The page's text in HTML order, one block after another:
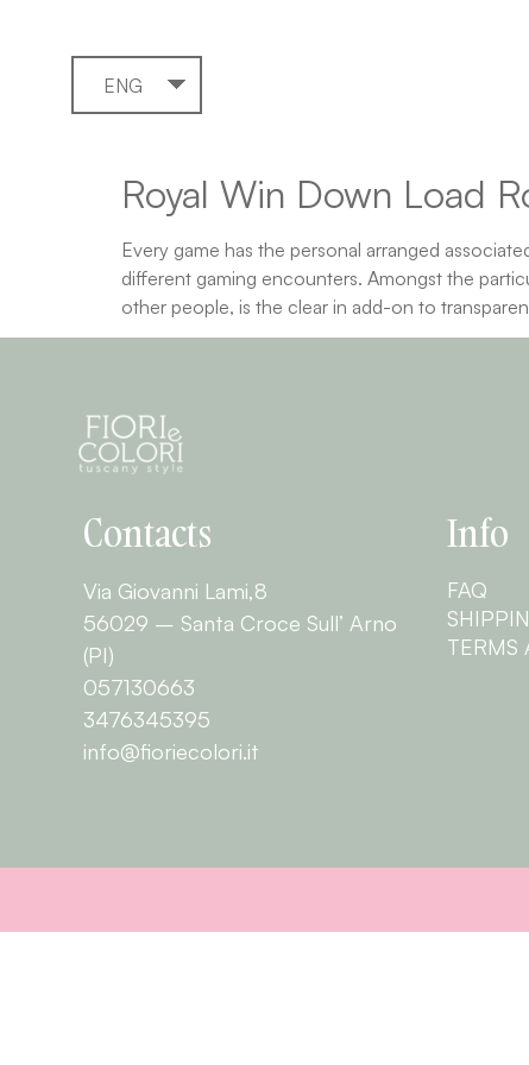
ENG
Royal Win Down Load
Every game has the personal arranged
different gaming encounters. Amongst the
other people, is the clear in add-on to
Contacts
Via Giovanni Lami,8
56029 – Santa Croce Sull’ Arno
(PI)
057130663
3476345395
info@fioriecolori.it
Info
FAQ
TERMS